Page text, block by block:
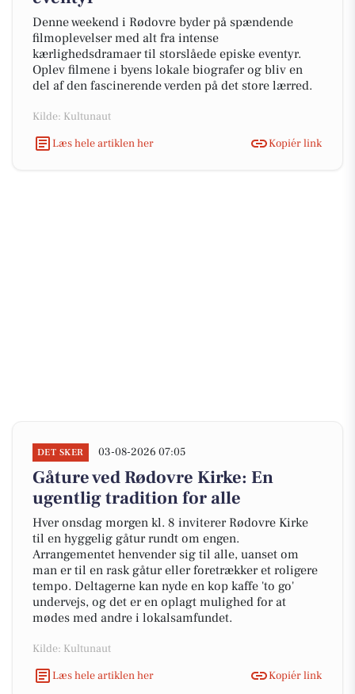
Denne weekend i Rødovre byder på spændende
filmoplevelser med alt fra intense
kærlighedsdramaer til storslåede episke eventyr.
Oplev filmene i byens lokale biografer og bliv en
del af den fascinerende verden på det store lærred.
Kilde: Kultunaut
Læs hele artiklen her
Kopiér link
DET SKER 03-08-2026 07:05
Gåture ved Rødovre Kirke: En
ugentlig tradition for alle
Hver onsdag morgen kl. 8 inviterer Rødovre Kirke
til en hyggelig gåtur rundt om engen.
Arrangementet henvender sig til alle, uanset om
man er til en rask gåtur eller foretrækker et roligere
tempo. Deltagerne kan nyde en kop kaffe 'to go'
undervejs, og det er en oplagt mulighed for at
mødes med andre i lokalsamfundet.
Kilde: Kultunaut
Læs hele artiklen her
Kopiér link